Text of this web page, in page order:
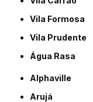
Vila Formosa
Vila Prudente
Água Rasa
Alphaville
Arujá